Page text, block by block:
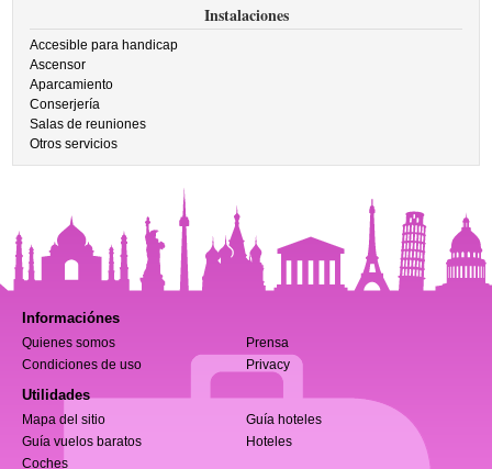
Instalaciones
Accesible para handicap
Ascensor
Aparcamiento
Conserjería
Salas de reuniones
Otros servicios
Informaciónes
Quienes somos
Prensa
Condiciones de uso
Privacy
Utilidades
Mapa del sitio
Guía hoteles
Guía vuelos baratos
Hoteles
Coches